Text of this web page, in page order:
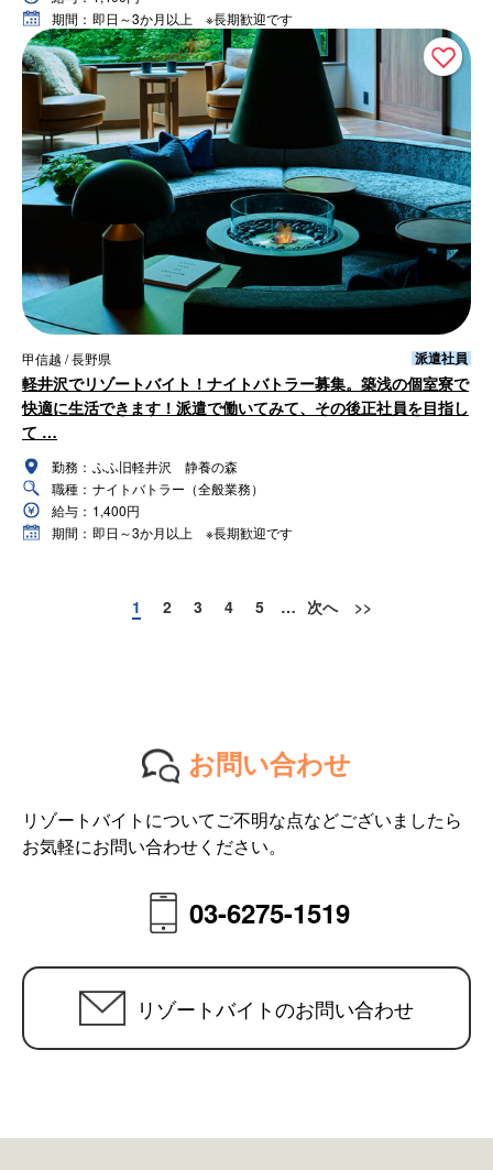
期間： 即日～3か月以上 ※長期歓迎です
甲信越 / 長野県 派遣社員
軽井沢でリゾートバイト！ナイトバトラー募集。築浅の個室寮で
快適に生活できます！派遣で働いてみて、その後正社員を目指し
て …
勤務： ふふ旧軽井沢 静養の森
職種： ナイトバトラー（全般業務）
給与： 1,400円
期間： 即日～3か月以上 ※長期歓迎です
1 2 3 4 5 … 次へ >>
お問い合わせ
リゾートバイトについてご不明な点などございましたら
お気軽にお問い合わせください。
03-6275-1519
リゾートバイトのお問い合わせ